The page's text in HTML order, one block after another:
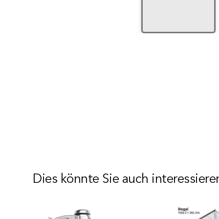
Dies könnte Sie auch